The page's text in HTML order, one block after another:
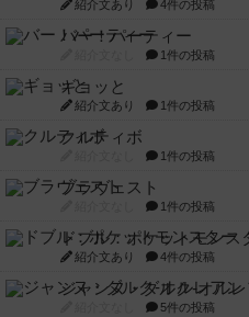
紹介文あり 4件の投稿
バー！パーティー
1件の投稿
ギョッと
紹介文あり 1件の投稿
クルティボ
1件の投稿
ブラヴェスト
1件の投稿
ドブル：ポケットモンス
紹介文あり 4件の投稿
ジャンヌ・ダルク-オル
5件の投稿